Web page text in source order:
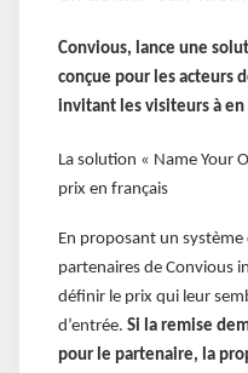
Convious, lance une
conçue pour les acteurs
invitant les visiteurs à
La solution « Name Your
prix en français
En proposant un
partenaires de Convious
définir le prix qui leur
d’entrée. Si la remise
pour le partenaire, la